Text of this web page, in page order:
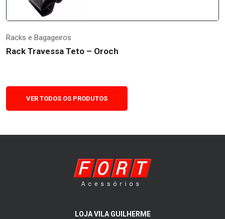
Racks e Bagageiros
Rack Travessa Teto – Oroch
VER TODOS OS PRODUTOS
LOJA VILA GUILHERME